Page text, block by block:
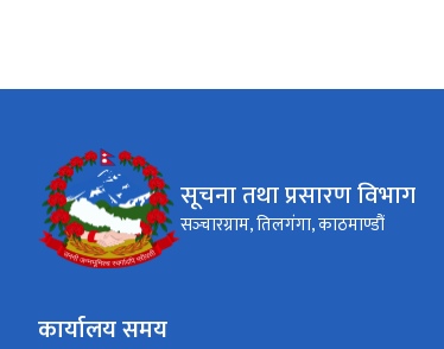
सूचना तथा प्रसारण विभाग
सञ्‍चारग्राम, तिलगंगा, काठमाण्डौं
कार्यालय समय